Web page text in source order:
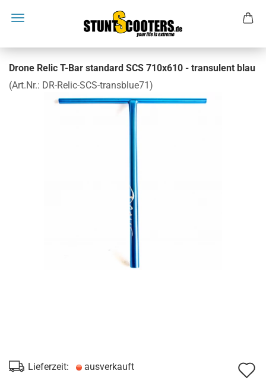
Drone Relic T-Bar standard SCS 710x610 - transulent blau
(Art.Nr.: DR-Relic-SCS-transblue71)
Lieferzeit: ausverkauft